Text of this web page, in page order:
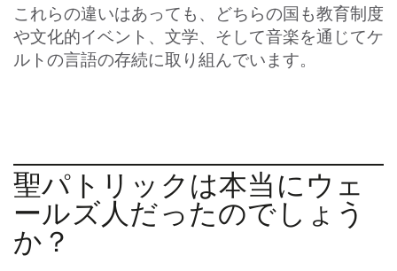
これらの違いはあっても、どちらの国も教育制度
や文化的イベント、文学、そして音楽を通じてケ
ルトの言語の存続に取り組んでいます。
聖パトリックは本当にウェ
ールズ人だったのでしょう
か？